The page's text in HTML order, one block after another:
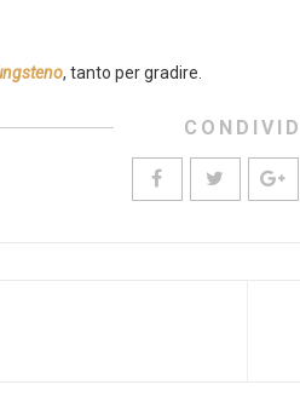
, tanto per gradire.
CONDIVIDI